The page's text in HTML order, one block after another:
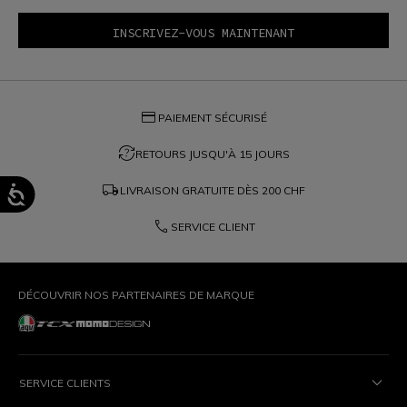
credit_card PAIEMENT SÉCURISÉ
question_exchangeRETOURS JUSQU'À 15 JOURS
local_shipping LIVRAISON GRATUITE DÈS 200 CHF
phone SERVICE CLIENT
DÉCOUVRIR NOS PARTENAIRES DE MARQUE
SERVICE CLIENTS